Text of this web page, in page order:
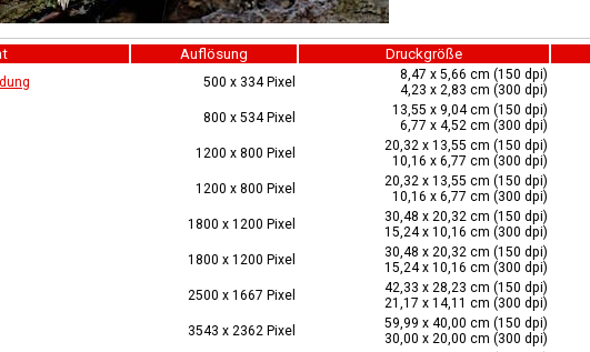
Auflösung Druckgröße
500 x 334 Pixel
8,47 x 5,66 cm (150 dpi)
4,23 x 2,83 cm (300 dpi)
800 x 534 Pixel
13,55 x 9,04 cm (150 dpi)
6,77 x 4,52 cm (300 dpi)
1200 x 800 Pixel
20,32 x 13,55 cm (150 dpi)
10,16 x 6,77 cm (300 dpi)
1200 x 800 Pixel
20,32 x 13,55 cm (150 dpi)
10,16 x 6,77 cm (300 dpi)
1800 x 1200 Pixel
30,48 x 20,32 cm (150 dpi)
15,24 x 10,16 cm (300 dpi)
1800 x 1200 Pixel
30,48 x 20,32 cm (150 dpi)
15,24 x 10,16 cm (300 dpi)
2500 x 1667 Pixel
42,33 x 28,23 cm (150 dpi)
21,17 x 14,11 cm (300 dpi)
3543 x 2362 Pixel
59,99 x 40,00 cm (150 dpi)
30,00 x 20,00 cm (300 dpi)